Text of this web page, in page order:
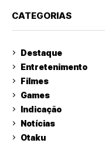
CATEGORIAS
Destaque
Entretenimento
Filmes
Games
Indicação
Notícias
Otaku